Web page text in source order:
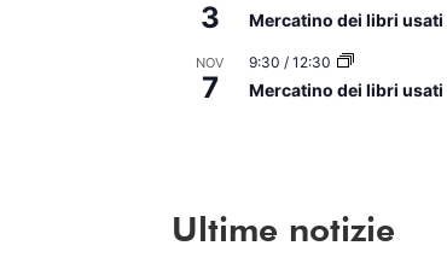
3 Mercatino dei libri usati
NOV
7
9:30 / 12:30
Mercatino dei libri usati
Ultime notizie